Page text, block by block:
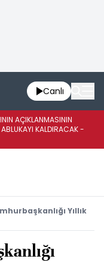
Canlı
AÇIKLANMASININ
KALDIRACAK -
Yıllık